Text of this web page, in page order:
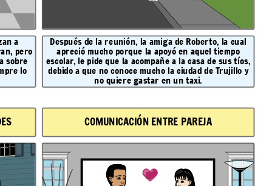
COMUNICACIÓN ENTRE PAREJA
a
pero
sobre
lo
Después de la reunión, la amiga de Roberto, la cual
apreció mucho porque la apoyó en aquel tiempo
escolar, le pide que la acompañe a la casa de sus tíos,
debido a que no conoce mucho la ciudad de Trujillo y
no quiere gastar en un taxi.